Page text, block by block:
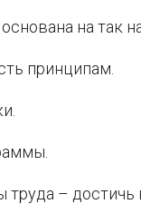
на так
принципам.
–